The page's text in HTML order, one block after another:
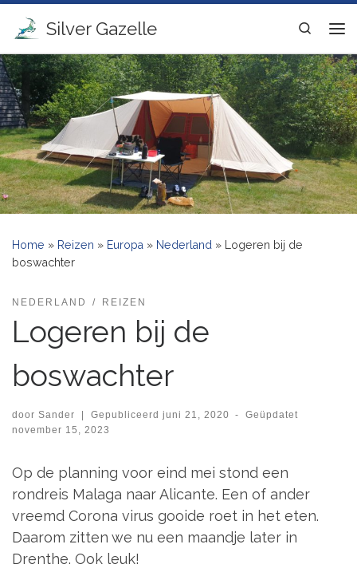
Ga naar inhoud
Silver Gazelle
Search
Home » Reizen » Europa » Nederland »
Logeren bij de
boswachter
NEDERLAND REIZEN
Logeren bij de
boswachter
door Sander | Gepubliceerd juni 21, 2020 -
Geüpdatet
november 15, 2023
Op de planning voor eind mei stond een
rondreis Malaga naar Alicante. Een of ander
vreemd Corona virus gooide roet in het eten.
Daarom zitten we nu een maandje later in
Drenthe. Ook leuk!